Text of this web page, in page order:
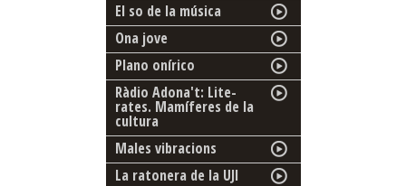
El so de la música
Ona jove
Plano onírico
Ràdio Adona't: Lite-
rates. Mamíferes de la
cultura
Males vibracions
La ratonera de la UJI